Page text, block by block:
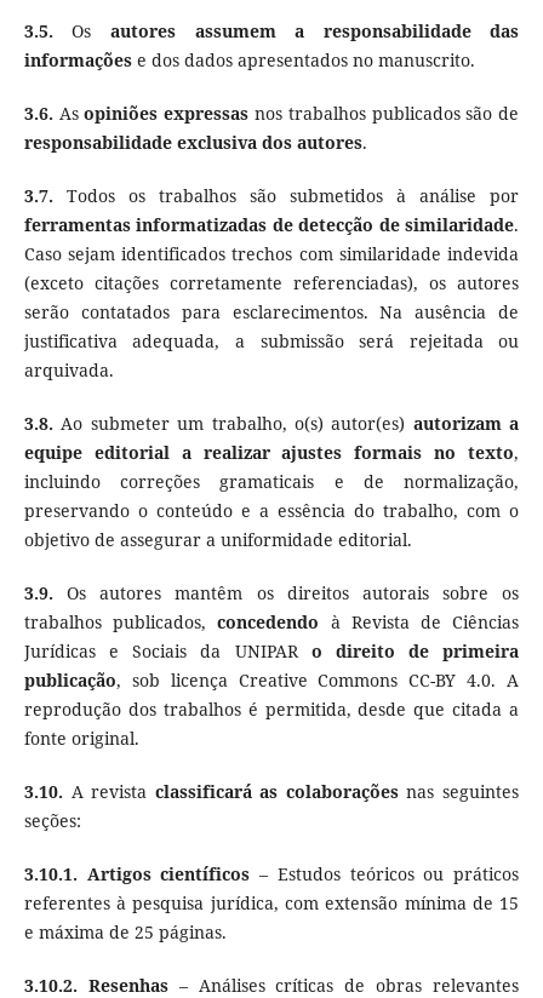
3.5. Os autores assumem a responsabilidade das
informações e dos dados apresentados no manuscrito.
3.6. Asopiniões expressas nos trabalhos publicados são de
responsabilidade exclusiva dos autores.
3.7. Todos os trabalhos são submetidos à análise por
ferramentas informatizadas de detecção de similaridade.
Caso sejam identificados trechos com similaridade indevida
(exceto citações corretamente referenciadas), os autores
serão contatados para esclarecimentos. Na ausência de
justificativa adequada, a submissão será rejeitada ou
arquivada.
3.8. Ao submeter um trabalho, o(s) autor(es) autorizam a
equipe editorial a realizar ajustes formais no texto,
incluindo correções gramaticais e de normalização,
preservando o conteúdo e a essência do trabalho, com o
objetivo de assegurar a uniformidade editorial.
3.9. Os autores mantêm os direitos autorais sobre os
trabalhos publicados,concedendo à Revista de Ciências
Jurídicas e Sociais da UNIPAR o direito de primeira
publicação, sob licença Creative Commons CC-BY 4.0. A
reprodução dos trabalhos é permitida, desde que citada a
fonte original.
3.10. A revista classificará as colaboraçõesnas seguintes
seções:
3.10.1. Artigos científicos – Estudos teóricos ou práticos
referentes à pesquisa jurídica, com extensão mínima de 15
e máxima de 25 páginas.
3.10.2. Resenhas– Análises críticas de obras relevantes